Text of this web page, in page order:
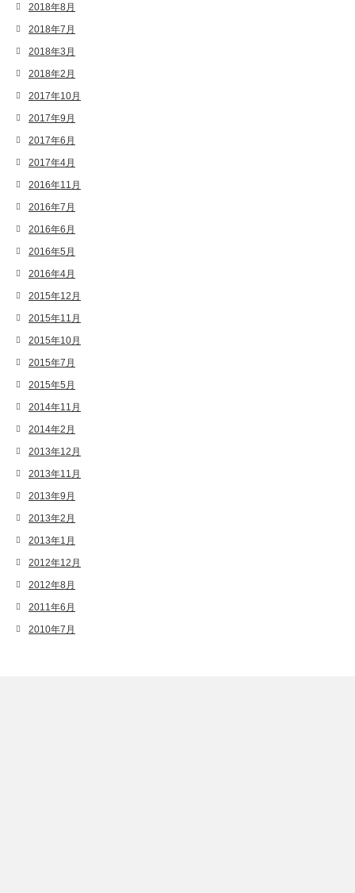
2018年8月
2018年7月
2018年3月
2018年2月
2017年10月
2017年9月
2017年6月
2017年4月
2016年11月
2016年7月
2016年6月
2016年5月
2016年4月
2015年12月
2015年11月
2015年10月
2015年7月
2015年5月
2014年11月
2014年2月
2013年12月
2013年11月
2013年9月
2013年2月
2013年1月
2012年12月
2012年8月
2011年6月
2010年7月